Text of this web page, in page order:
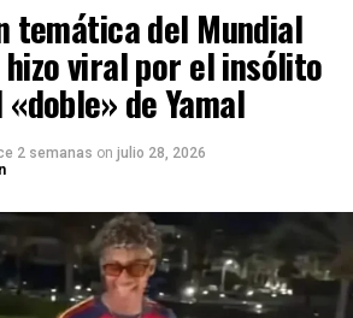
temática del Mundial
hizo viral por el insólito
de Yamal
2 semanas on julio 28, 2026